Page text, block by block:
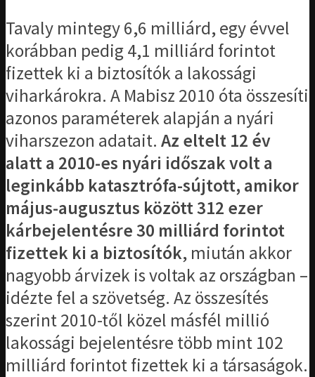
Tavaly mintegy 6,6 milliárd, egy évvel
korábban pedig 4,1 milliárd forintot
fizettek ki a biztosítók a lakossági
viharkárokra. A Mabisz 2010 óta összesíti
azonos paraméterek alapján a nyári
viharszezon adatait. Az eltelt 12 év
alatt a 2010-es nyári időszak volt a
leginkább katasztrófa-sújtott, amikor
május-augusztus között 312 ezer
kárbejelentésre 30 milliárd forintot
fizettek ki a biztosítók, miután akkor
nagyobb árvizek is voltak az országban –
idézte fel a szövetség. Az összesítés
szerint 2010-től közel másfél millió
lakossági bejelentésre több mint 102
milliárd forintot fizettek ki a társaságok.